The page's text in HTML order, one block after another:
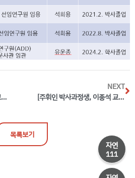
자연
111
[논문성과-FA & CA 신동빈 교수] 테라헤르츠파에의한 HgTe의 위상 상전이 메커니즘 규명 (Physical Review Letters 논문게제, Editors’ Suggestion)
NEXT
[주휘인 박사과정생, 이종석 교수] Broken Inversion Symmetry in Van Der Waals Topological Ferromagnetic Metal Iron Germanium Telluride (Advanced Materials 게재)
목록보기